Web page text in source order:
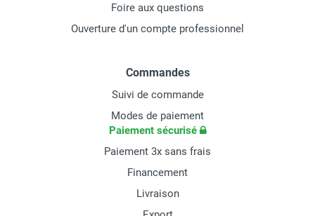
Foire aux questions
Ouverture d'un compte professionnel
Commandes
Suivi de commande
Modes de paiement
Paiement sécurisé
Paiement 3x sans frais
Financement
Livraison